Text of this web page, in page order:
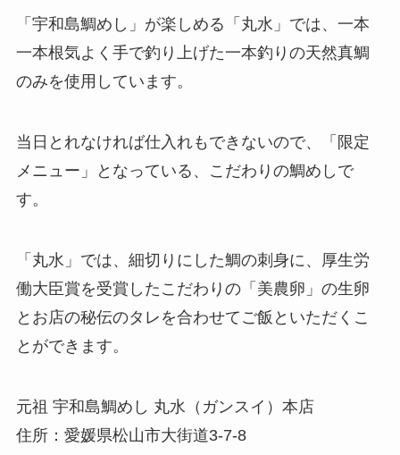
「宇和島鯛めし」が楽しめる「丸水」では、一本
一本根気よく手で釣り上げた一本釣りの天然真鯛
のみを使用しています。
当日とれなければ仕入れもできないので、「限定
メニュー」となっている、こだわりの鯛めしで
す。
「丸水」では、細切りにした鯛の刺身に、厚生労
働大臣賞を受賞したこだわりの「美農卵」の生卵
とお店の秘伝のタレを合わせてご飯といただくこ
とができます。
元祖 宇和島鯛めし 丸水（ガンスイ）本店
住所：愛媛県松山市大街道3-7-8